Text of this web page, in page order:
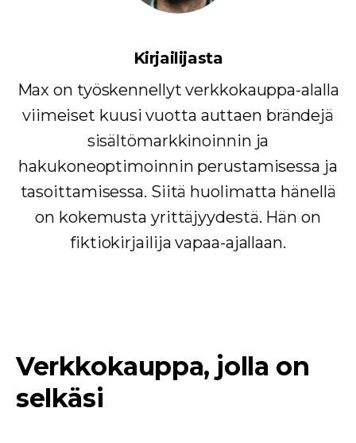
Kirjailijasta
Max on työskennellyt verkkokauppa-alalla
viimeiset kuusi vuotta auttaen brändejä
sisältömarkkinoinnin ja
hakukoneoptimoinnin perustamisessa ja
tasoittamisessa. Siitä huolimatta hänellä
on kokemusta yrittäjyydestä. Hän on
fiktiokirjailija vapaa-ajallaan.
Verkkokauppa, jolla on
selkäsi